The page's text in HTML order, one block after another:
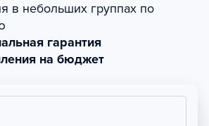
в небольших группах по
гарантия
на бюджет